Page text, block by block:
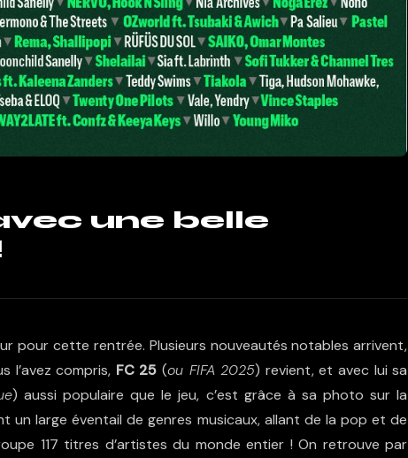
une belle
pour cette rentrée. Plusieurs nouveautés notables arrivent,
l’avez compris, FC 25 (ou FIFA 2025) revient, et avec lui sa
) aussi populaire que le jeu, c’est grâce à sa photo sur la
un large éventail de genres musicaux, allant de la pop et de
117 titres d’artistes du monde entier ! On retrouve par